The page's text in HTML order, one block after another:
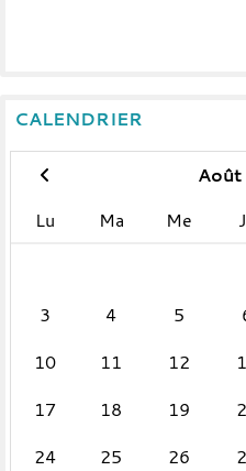
CALENDRIER
Lu
Ma Me
3
4 5
10
11 12
17
18 19
24
25 26